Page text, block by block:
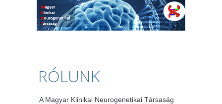
RÓLUNK
A Magyar Klinikai Neurogenetikai Társaság